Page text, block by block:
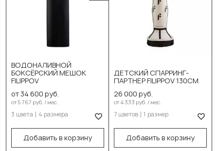
ВОДОНАЛИВНОЙ
БОКСЁРСКИЙ МЕШОК
FILIPPOV
от 34 600 руб.
от 5 767 руб. / мес.
3 цвета 4 размера
Добавить в корзину
Карбон
Выберите размер:
110см/40см/50-70кг
130см/40см/50-80кг
150см/40см/60-100кг
ДЕТСКИЙ СПАРРИНГ-
ПАРТНЕР FILIPPOV 130СМ
26 000 руб.
от 4 333 руб. / мес.
7 цветов 1 размер
Добавить в корзину
Выберите цвет:
Красный
Зеленый
Серый
Белый
Карбон
Выберите размер: